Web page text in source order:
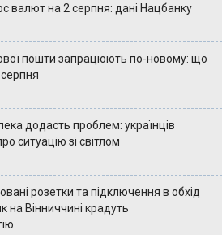
валют на 2 серпня: дані Нацбанку
пошти запрацюють по-новому: що
додасть проблем: українців
ситуацію зі світлом
розетки та підключення в обхід
на Вінниччині крадуть